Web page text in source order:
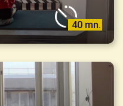
40 mn.